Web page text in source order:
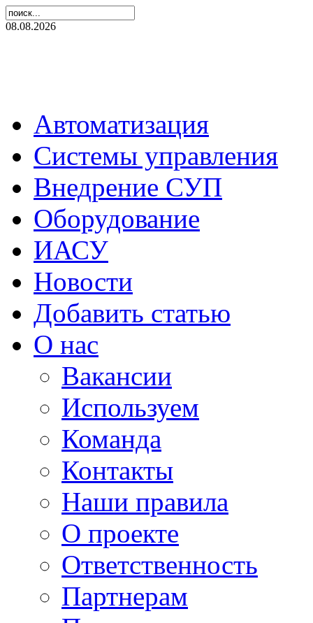
08.08.2026
Автоматизация
Системы управления
Внедрение СУП
Оборудование
ИАСУ
Новости
Добавить статью
О нас
Вакансии
Используем
Команда
Контакты
Наши правила
О проекте
Ответственность
Партнерам